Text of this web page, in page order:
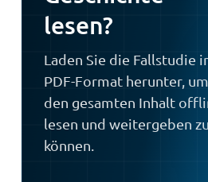
lesen?
Laden Sie die Fallstudie
PDF-Format herunter, um
den gesamten Inhalt
lesen und weitergeben zu
können.